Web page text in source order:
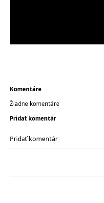
Komentáre
Žiadne komentáre
Pridať komentár
Pridať komentár